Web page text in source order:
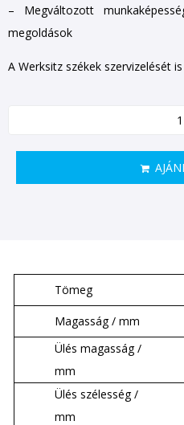
– Megváltozott
megoldások
A Werksitz székek szervizelését
Tömeg
Magasság / mm
Ülés magasság /
mm
Ülés szélesség /
mm